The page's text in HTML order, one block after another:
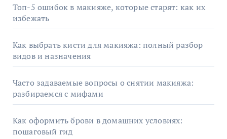
Топ-5 ошибок в макияже, которые старят: как их
избежать
Как выбрать кисти для макияжа: полный разбор
видов и назначения
Часто задаваемые вопросы о снятии макияжа:
разбираемся с мифами
Как оформить брови в домашних условиях:
пошаговый гид